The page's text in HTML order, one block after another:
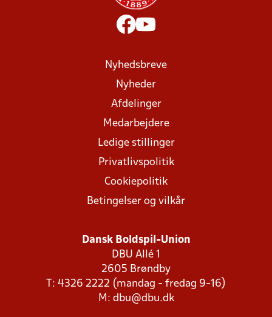
Nyhedsbreve
Nyheder
Afdelinger
Medarbejdere
Ledige stillinger
Privatlivspolitik
Cookiepolitik
Betingelser og vilkår
Dansk Boldspil-Union
DBU Allé 1
2605 Brøndby
T: 4326 2222 (mandag - fredag 9-16)
M: dbu@dbu.dk